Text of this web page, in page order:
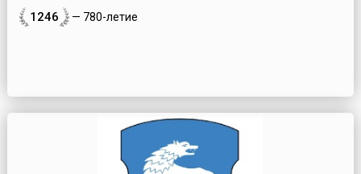
1246 — 780-летие